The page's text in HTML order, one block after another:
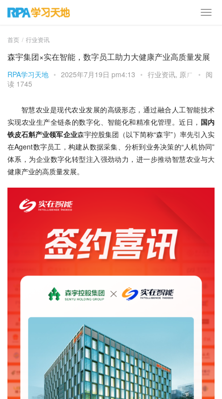
首页 行业资讯
森宇集团×实在智能，数字员工助力大健康产业高质量发展
RPA学习天地 • 2025年7月19日 pm4:13 • 行业资讯, 原ㄏ • 阅
读 1745
智慧农业是现代农业发展的高级形态，通过融合人工智能技术
实现农业生产全链条的数字化、智能化和精准化管理。近日， 国内
铁皮石斛产业领军企业森宇控股集团（以下简称“森宇”）率先引入实
在Agent数字员工，构建从数据采集、分析到业务决策的“人机协同”
体系，为企业数字化转型注入强劲动力，进一步推动智慧农业与大
健康产业的高质量发展。